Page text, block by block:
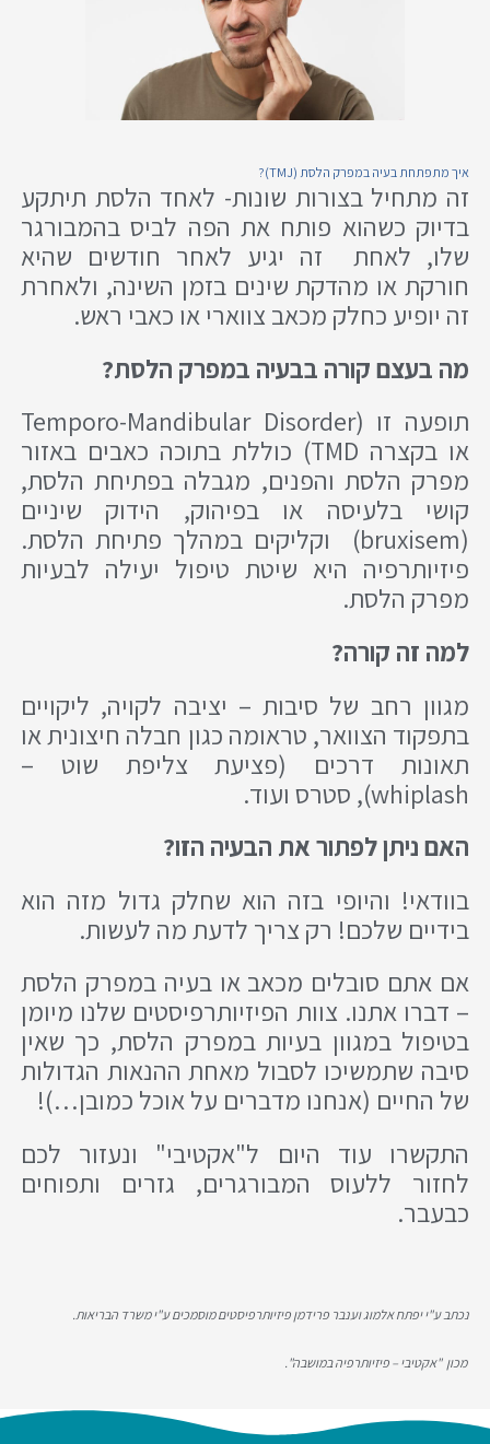
איך מתפתחת בעיה במפרק הלסת (TMJ)?
זה מתחיל בצורות שונות- לאחד הלסת תיתקע
בדיוק כשהוא פותח את הפה לביס בהמבורגר
שלו, לאחת זה יגיע לאחר חודשים שהיא
חורקת או מהדקת שינים בזמן השינה, ולאחרת
זה יופיע כחלק מכאב צווארי או כאבי ראש.
מה בעצם קורה בבעיה במפרק הלסת?
תופעה זו (Temporo-Mandibular Disorder
או בקצרה TMD) כוללת בתוכה כאבים באזור
מפרק הלסת והפנים, מגבלה בפתיחת הלסת,
קושי בלעיסה או בפיהוק, הידוק שיניים
(bruxisem) וקליקים במהלך פתיחת הלסת.
פיזיותרפיה היא שיטת טיפול יעילה לבעיות
מפרק הלסת.
למה זה קורה?
מגוון רחב של סיבות – יציבה לקויה, ליקויים
בתפקוד הצוואר, טראומה כגון חבלה חיצונית או
תאונות דרכים (פציעת צליפת שוט –
whiplash), סטרס ועוד.
האם ניתן לפתור את הבעיה הזו?
בוודאי! והיופי בזה הוא שחלק גדול מזה הוא
בידיים שלכם! רק צריך לדעת מה לעשות.
אם אתם סובלים מכאב או בעיה במפרק הלסת
– דברו אתנו. צוות הפיזיותרפיסטים שלנו מיומן
בטיפול במגוון בעיות במפרק הלסת, כך שאין
סיבה שתמשיכו לסבול מאחת ההנאות הגדולות
של החיים (אנחנו מדברים על אוכל כמובן…)!
התקשרו עוד היום ל"אקטיבי" ונעזור לכם
לחזור ללעוס המבורגרים, גזרים ותפוחים
כבעבר.
נכתב ע"י יפתח אלמוג וענבר פרידמן פיזיותרפיסטים מוסמכים ע"י משרד הבריאות.
מכון "אקטיבי – פיזיותרפיה במושבה".